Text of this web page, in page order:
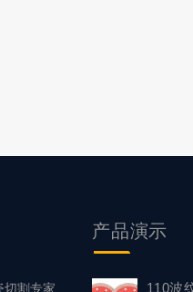
切割专家
产品演示
110波